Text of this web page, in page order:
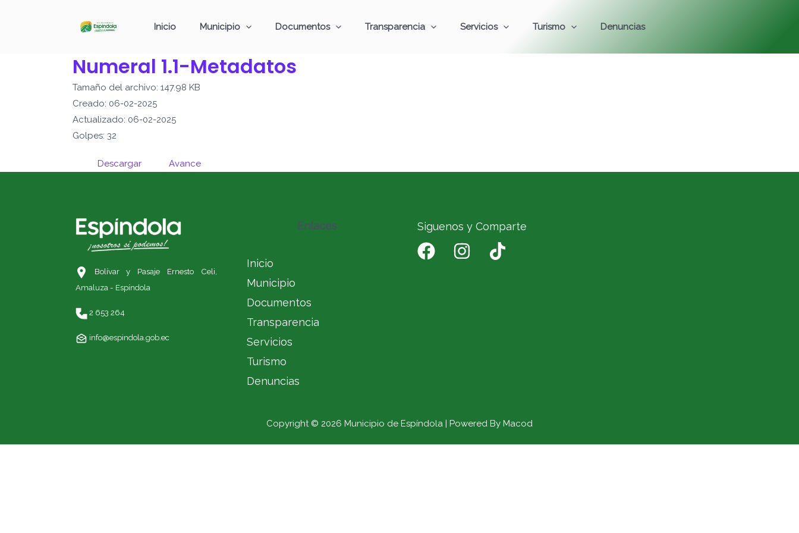
Inicio Municipio Documentos Transparencia Servicios Turismo Denuncias
Numeral 1.1-Metadatos
Tamaño del archivo: 147.98 KB
Creado: 06-02-2025
Actualizado: 06-02-2025
Golpes: 32
Descargar Avance
Bolívar y Pasaje Ernesto Celi,
Amaluza - Espíndola
2 653 264
info@espindola.gob.ec
Enlaces
Inicio
Municipio
Documentos
Transparencia
Servicios
Turismo
Denuncias
Siguenos y Comparte
Copyright © 2026 Municipio de Espíndola | Powered By Macod